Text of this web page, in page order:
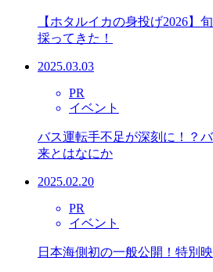
【ホタルイカの身投げ2026】
採ってきた！
2025.03.03
PR
イベント
バス運転手不足が深刻に！？
来とはなにか
2025.02.20
PR
イベント
日本海側初の一般公開！特別